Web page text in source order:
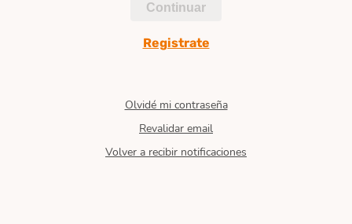
Continuar
Registrate
Olvidé mi contraseña
Revalidar email
Volver a recibir notificaciones